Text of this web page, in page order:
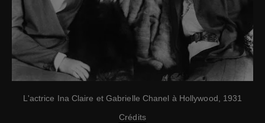
L'actrice Ina Claire et Gabrielle Chanel à Hollywood, 1931
Crédits